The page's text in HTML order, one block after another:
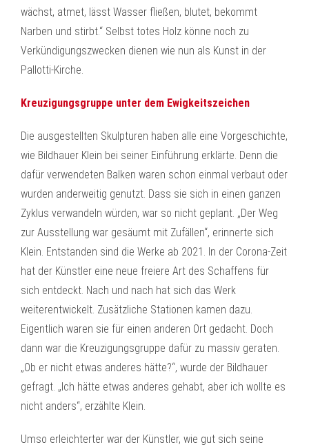
wächst, atmet, lässt Wasser fließen, blutet, bekommt
Narben und stirbt.“ Selbst totes Holz könne noch zu
Verkündigungszwecken dienen wie nun als Kunst in der
Pallotti-Kirche.
Kreuzigungsgruppe unter dem Ewigkeitszeichen
Die ausgestellten Skulpturen haben alle eine Vorgeschichte,
wie Bildhauer Klein bei seiner Einführung erklärte. Denn die
dafür verwendeten Balken waren schon einmal verbaut oder
wurden anderweitig genutzt. Dass sie sich in einen ganzen
Zyklus verwandeln würden, war so nicht geplant. „Der Weg
zur Ausstellung war gesäumt mit Zufällen“, erinnerte sich
Klein. Entstanden sind die Werke ab 2021. In der Corona-Zeit
hat der Künstler eine neue freiere Art des Schaffens für
sich entdeckt. Nach und nach hat sich das Werk
weiterentwickelt. Zusätzliche Stationen kamen dazu.
Eigentlich waren sie für einen anderen Ort gedacht. Doch
dann war die Kreuzigungsgruppe dafür zu massiv geraten.
„Ob er nicht etwas anderes hätte?“, wurde der Bildhauer
gefragt. „Ich hätte etwas anderes gehabt, aber ich wollte es
nicht anders“, erzählte Klein.
Umso erleichterter war der Künstler, wie gut sich seine